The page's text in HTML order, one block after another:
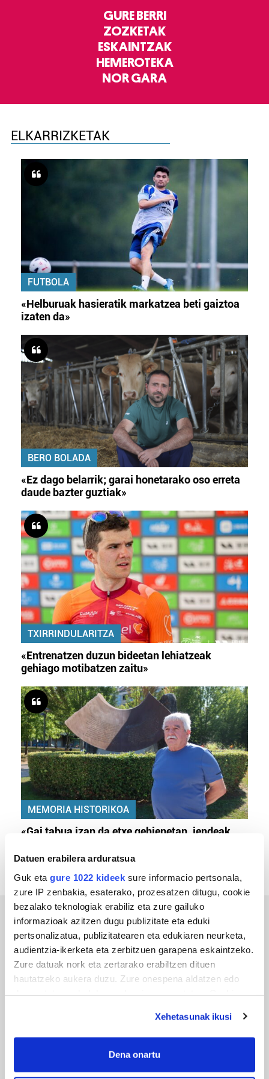
Datuen erabilera arduratsua
Guk eta gure 1022 kideek sure informacio pertsonala,
zure IP zenbakia, esaterako, prozesatzen ditugu, cookie
bezalako teknologiak erabiliz eta zure gailuko
informazioak azitzen dugu publizitate eta eduki
pertsonalizatua, publizitatearen eta edukiaren neurketa,
audientzia-ikerketa eta zerbitzuen garapena eskaintzeko.
Zure datuak nork eta zertarako erabiltzen dituen
hautatzeko aukera duzu. Zure onespena aldatzen edo
If you allow, we would also like to:
Collect information about your geographical
Xehetasunak ikusi
Dena onartu
GURE BERRI
ZOZKETAK
ESKAINTZAK
HEMEROTEKA
NOR GARA
ELKARRIZKETAK
FUTBOLA
«Helburuak hasieratik markatzea beti gaiztoa
izaten da»
BERO BOLADA
«Ez dago belarrik; garai honetarako oso erreta
daude bazter guztiak»
TXIRRINDULARITZA
«Entrenatzen duzun bideetan lehiatzeak
gehiago motibatzen zaitu»
MEMORIA HISTORIKOA
«Gai tabua izan da etxe gehienetan, jendeak
ERREPORTAJEAK
URBIAKO FESTA